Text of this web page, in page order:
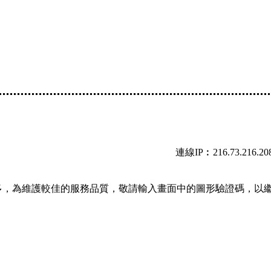
連線
為維護較佳的服務品質，敬請輸入畫面中的圖形驗證碼，以